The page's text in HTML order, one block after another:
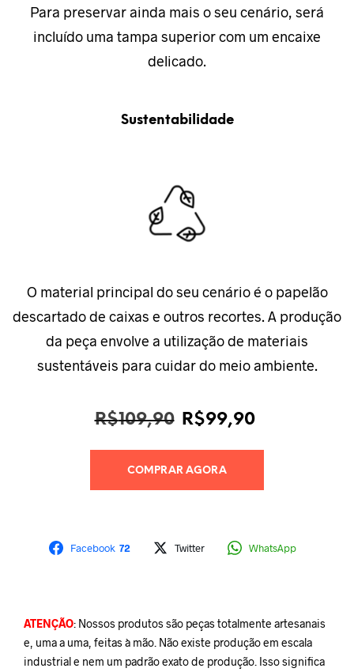
Para preservar ainda mais o seu cenário, será
incluído uma tampa superior com um encaixe
delicado.
Sustentabilidade
O material principal do seu cenário é o papelão
descartado de caixas e outros recortes. A produção
da peça envolve a utilização de materiais
sustentáveis para cuidar do meio ambiente.
R$109,90
O
original
era:
R$109,90.
R$99,90
atual
R$99,90.
COMPRAR AGORA
Facebook 72 Twitter WhatsApp
ATENÇÃO: Nossos produtos são peças totalmente artesanais
e, uma a uma, feitas à mão. Não existe produção em escala
industrial e nem um padrão exato de produção. Isso significa